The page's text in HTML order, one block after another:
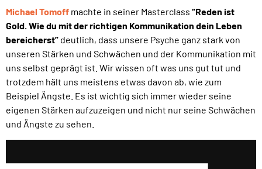
Michael Tomoff machte in seiner Masterclass “Reden ist
Gold. Wie du mit der richtigen Kommunikation dein Leben
bereicherst” deutlich, dass unsere Psyche ganz stark von
unseren Stärken und Schwächen und der Kommunikation mit
uns selbst geprägt ist. Wir wissen oft was uns gut tut und
trotzdem hält uns meistens etwas davon ab, wie zum
Beispiel Ängste. Es ist wichtig sich immer wieder seine
eigenen Stärken aufzuzeigen und nicht nur seine Schwächen
und Ängste zu sehen.